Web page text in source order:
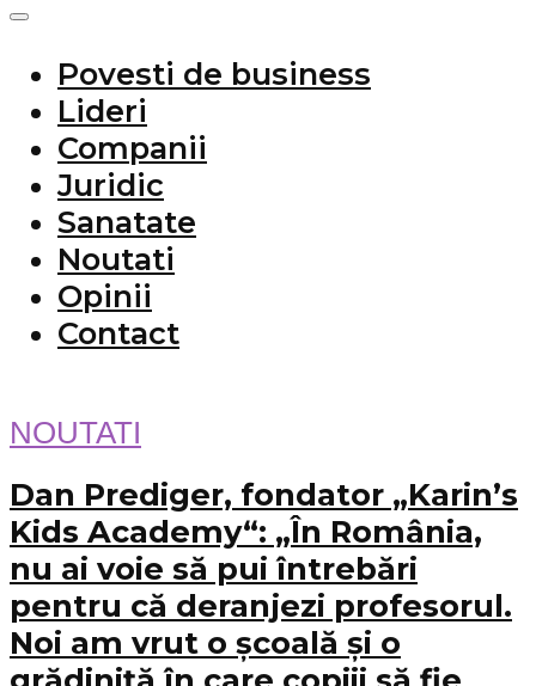
Povesti de business
Lideri
Companii
Juridic
Sanatate
Noutati
Opinii
Contact
NOUTATI
Dan Prediger, fondator „Karin’s
Kids Academy“: „În România,
nu ai voie să pui întrebări
pentru că deranjezi profesorul.
Noi am vrut o școală și o